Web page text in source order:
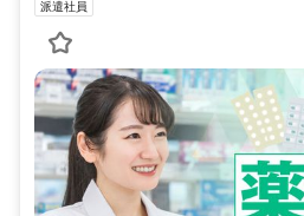
派遣社員